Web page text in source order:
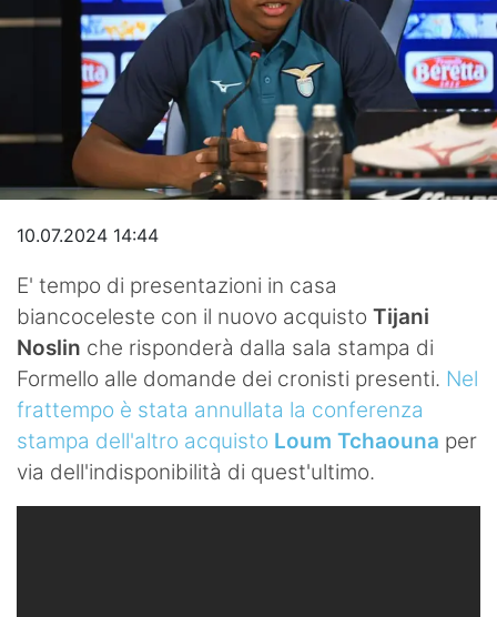
Calciomercato
10.07.2024 14:44
E' tempo di presentazioni in casa
biancoceleste con il nuovo acquisto Tijani
Noslin che risponderà dalla sala stampa di
Formello alle domande dei cronisti presenti. Nel
frattempo è stata annullata la conferenza
stampa dell'altro acquisto Loum Tchaouna per
via dell'indisponibilità di quest'ultimo.